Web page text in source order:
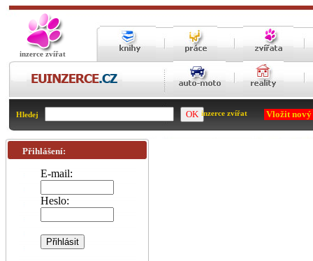
inzerce zvířat
Hledej inzerce zvířat Vložit
Přihlášení:
E-mail:
Heslo: